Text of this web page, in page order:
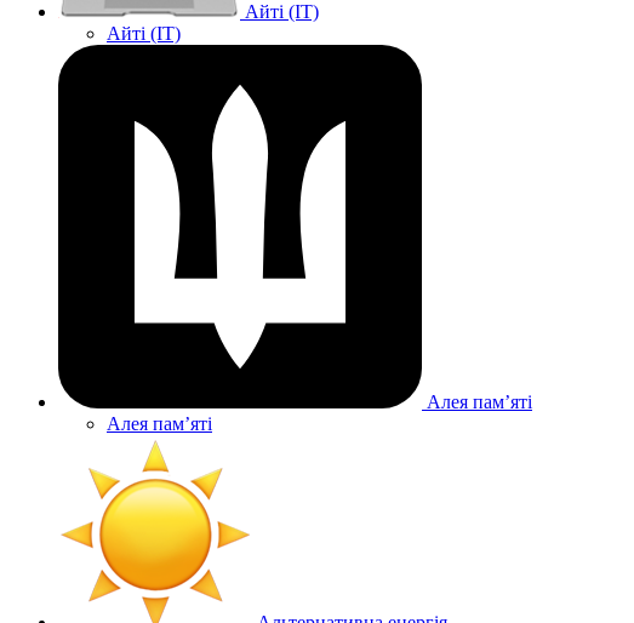
Айті (IT)
Айті (IT)
Алея памʼяті
Алея памʼяті